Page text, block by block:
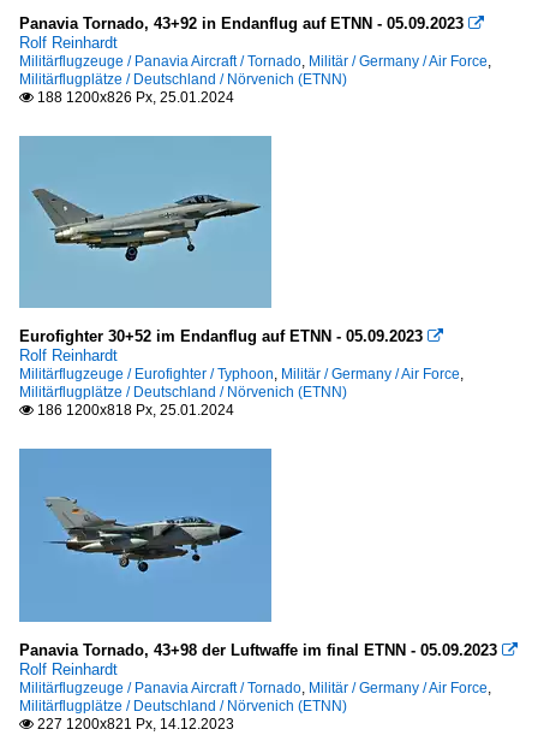
Tornado
Transall
C-160
Sonstiges
Flugmotoren, Triebwerke
Sonstiges
Sonstiges
Panavia Tornado, 43+92 in Endanflug auf ETNN - 05.09.2023 
Rolf Reinhardt
Militärflugzeuge / Panavia Aircraft / Tornado, Militär / Germany / Air Force,
Militärflugplätze / Deutschland / Nörvenich (ETNN)
 188 1200x826 Px, 25.01.2024
Eurofighter 30+52 im Endanflug auf ETNN - 05.09.2023 
Rolf Reinhardt
Militärflugzeuge / Eurofighter / Typhoon, Militär / Germany / Air Force,
Militärflugplätze / Deutschland / Nörvenich (ETNN)
 186 1200x818 Px, 25.01.2024
Panavia Tornado, 43+98 der Luftwaffe im final ETNN - 05.09.2023 
Rolf Reinhardt
Militärflugzeuge / Panavia Aircraft / Tornado, Militär / Germany / Air Force,
Militärflugplätze / Deutschland / Nörvenich (ETNN)
 227 1200x821 Px, 14.12.2023